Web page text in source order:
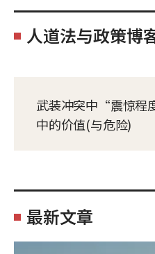
人道法与政策博
武装冲突中“震惊程
中的价值(与危险)
最新文章